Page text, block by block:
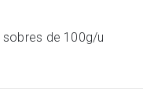
sobres de 100g/u